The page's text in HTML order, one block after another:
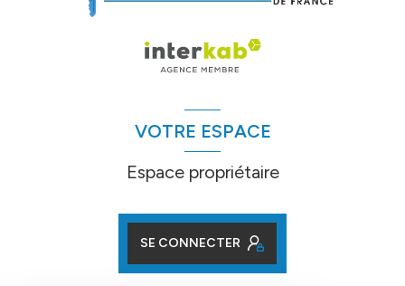
VOTRE ESPACE
Espace propriétaire
SE CONNECTER